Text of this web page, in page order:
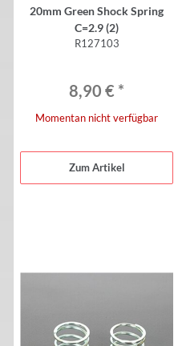
20mm Green Shock Spring
C=2.9 (2)
R127103
8,90 € *
Momentan nicht verfügbar
Zum Artikel